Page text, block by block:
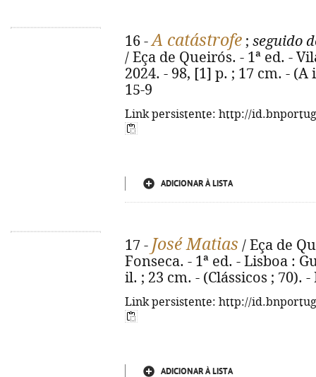
16 -A catástrofe ; seguido
/ Eça de Queirós. - 1ª ed. -
2024. - 98, [1] p. ; 17 cm. - (A
15-9
Link persistente: http://
ADICIONAR À LISTA
17 - José Matias / Eça de
Fonseca. - 1ª ed. - Lisboa :
il. ; 23 cm. - (Clássicos ; 70). -
Link persistente: http://
ADICIONAR À LISTA